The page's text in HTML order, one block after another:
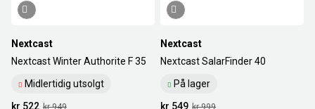
Nextcast
Nextcast Winter Authorite F 35
Midlertidig utsolgt
kr 949
kr 522
Nextcast
Nextcast SalarFinder 40
På lager
kr 999
kr 549